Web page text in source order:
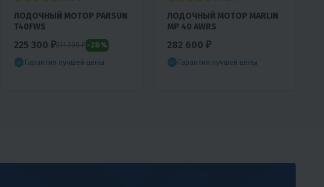
ЛОДОЧНЫЙ МОТОР PARSUN
T40FWS
225 300 ₽311 300 ₽ -28%
Гарантия лучшей цены
ЛОДОЧНЫЙ МОТОР MARLIN
MP 40 AWRS
282 600 ₽
Гарантия лучшей цены